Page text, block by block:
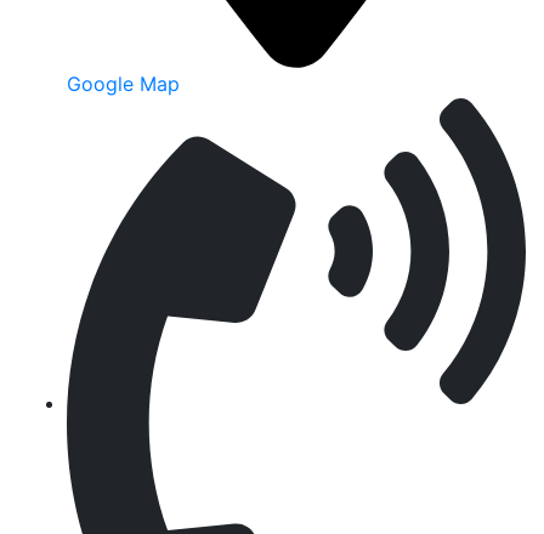
Google Map